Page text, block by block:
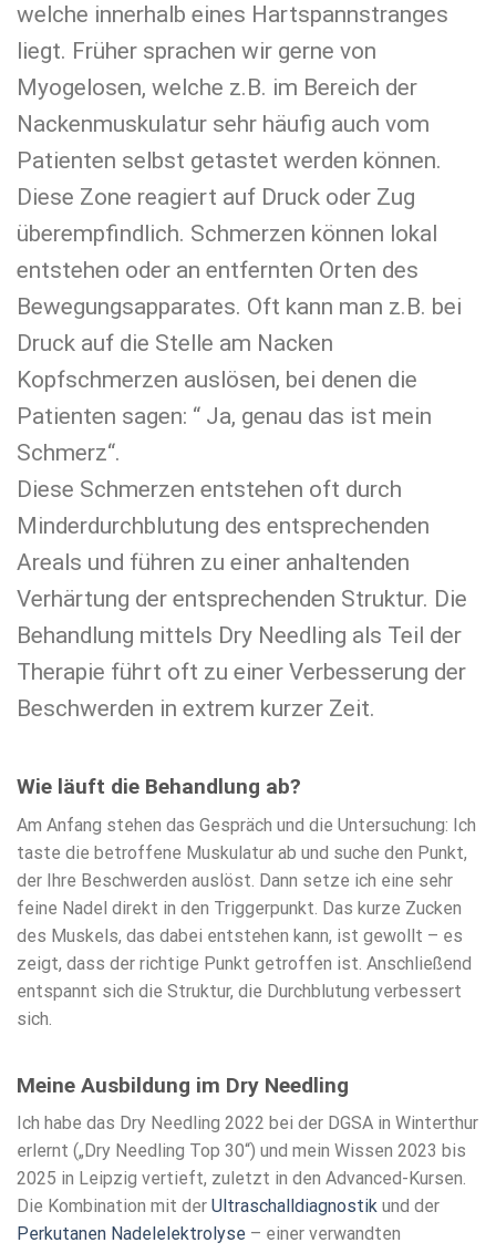
welche innerhalb eines Hartspannstranges
liegt. Früher sprachen wir gerne von
Myogelosen, welche z.B. im Bereich der
Nackenmuskulatur sehr häufig auch vom
Patienten selbst getastet werden können.
Diese Zone reagiert auf Druck oder Zug
überempfindlich. Schmerzen können lokal
entstehen oder an entfernten Orten des
Bewegungsapparates. Oft kann man z.B. bei
Druck auf die Stelle am Nacken
Kopfschmerzen auslösen, bei denen die
Patienten sagen: “ Ja, genau das ist mein
Schmerz“.
Diese Schmerzen entstehen oft durch
Minderdurchblutung des entsprechenden
Areals und führen zu einer anhaltenden
Verhärtung der entsprechenden Struktur. Die
Behandlung mittels Dry Needling als Teil der
Therapie führt oft zu einer Verbesserung der
Beschwerden in extrem kurzer Zeit.
Wie läuft die Behandlung ab?
Am Anfang stehen das Gespräch und die Untersuchung: Ich
taste die betroffene Muskulatur ab und suche den Punkt,
der Ihre Beschwerden auslöst. Dann setze ich eine sehr
feine Nadel direkt in den Triggerpunkt. Das kurze Zucken
des Muskels, das dabei entstehen kann, ist gewollt – es
zeigt, dass der richtige Punkt getroffen ist. Anschließend
entspannt sich die Struktur, die Durchblutung verbessert
sich.
Meine Ausbildung im Dry Needling
Ich habe das Dry Needling 2022 bei der DGSA in Winterthur
erlernt („Dry Needling Top 30“) und mein Wissen 2023 bis
2025 in Leipzig vertieft, zuletzt in den Advanced-Kursen.
Die Kombination mit der Ultraschalldiagnostik und der
Perkutanen Nadelelektrolyse – einer verwandten